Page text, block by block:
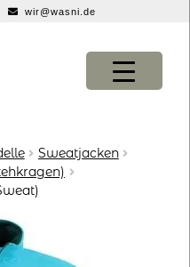
wir@wasni.de
KONFIGURATOR
Sweatjacken